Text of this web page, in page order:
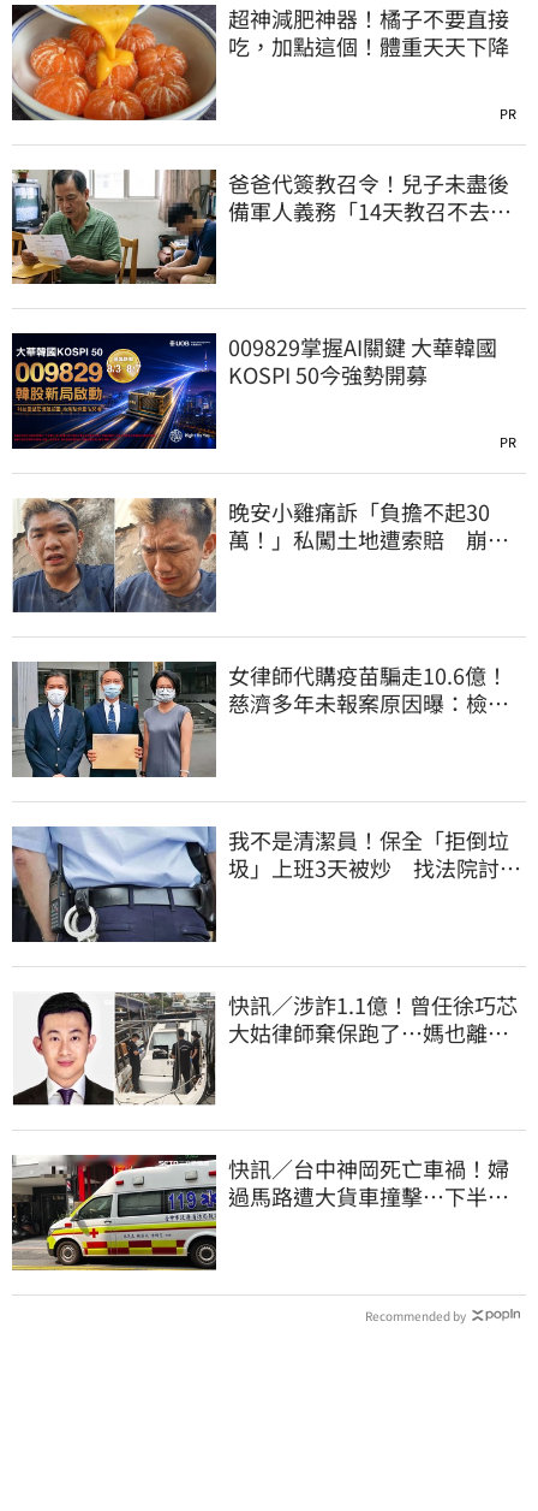
超神減肥神器！橘子不要直接
吃，加點這個！體重天天下降
PR
爸爸代簽教召令！兒子未盡後
備軍人義務「14天教召不去」
009829掌握AI關鍵 大華韓國
KOSPI 50今強勢開募
PR
晚安小雞痛訴「負擔不起30
萬！」私闖土地遭索賠 崩
女律師代購疫苗騙走10.6億！
慈濟多年未報案原因曝：檢警
我不是清潔員！保全「拒倒垃
圾」上班3天被炒 找法院討公
快訊／涉詐1.1億！曾任徐巧芯
大姑律師棄保跑了…媽也離
快訊／台中神岡死亡車禍！婦
過馬路遭大貨車撞擊…下半身
Recommended by